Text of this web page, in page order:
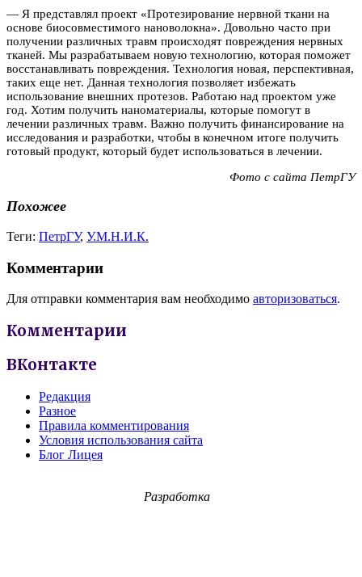
— Я представлял проект «Протезирование нервной ткани на
основе биосовместимого нановолокна». Довольно часто при
получении различных травм происходят повреждения нервных
тканей. Мы разрабатываем новую технологию, которая поможет
восстанавливать повреждения. Технология новая, перспективная,
таких еще нет. Данная технология позволяет избежать
использование внешних протезов. Работаю над проектом уже
год. Хотим получить наноматериалы, которые помогут в
лечении различных травм. Важно получить финансирование на
исследования и разработки, чтобы в конечном итоге получить
готовый продукт, который будет использоваться в лечении.
Фото с сайта ПетрГУ
Похожее
Теги: ПетрГУ, У.М.Н.И.К.
Комментарии
Для отправки комментария вам необходимо авторизоваться.
Комментарии
ВКонтакте
Редакция
Разное
Правила комментирования
Условия использования сайта
Блог Лицея
Разработка